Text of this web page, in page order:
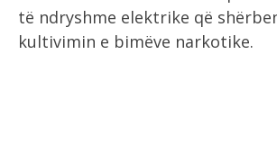
të ndryshme elektrike që
kultivimin e bimëve narkotike.